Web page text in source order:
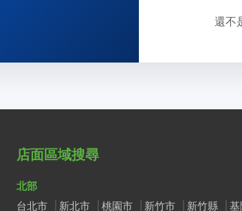
還不
店面區域搜尋
北部
台北市
新北市 桃園市 新竹市 新竹縣